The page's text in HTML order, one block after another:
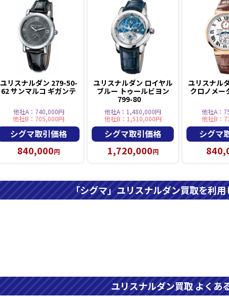
ユリスナルダン 279-50-
62 サンマルコ ギガンテ
他社A：740,000円
他社B：705,000円
シグマ取引価格
840,000円
ユリスナルダン ロイヤル
ブルー トゥールビヨン
799-80
他社A：1,480,000円
他社B：1,510,000円
シグマ取引価格
1,720,000円
ユリスナル
クロノメー
他社A：
他社B：
シグマ
「シグマ」ユリスナルダン買取を利
ユリスナルダン買取 よくあ